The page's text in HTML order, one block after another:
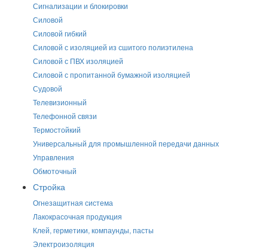
Сигнализации и блокировки
Силовой
Силовой гибкий
Силовой с изоляцией из сшитого полиэтилена
Силовой с ПВХ изоляцией
Силовой с пропитанной бумажной изоляцией
Судовой
Телевизионный
Телефонной связи
Термостойкий
Универсальный для промышленной передачи данных
Управления
Обмоточный
Стройка
Огнезащитная система
Лакокрасочная продукция
Клей, герметики, компаунды, пасты
Электроизоляция